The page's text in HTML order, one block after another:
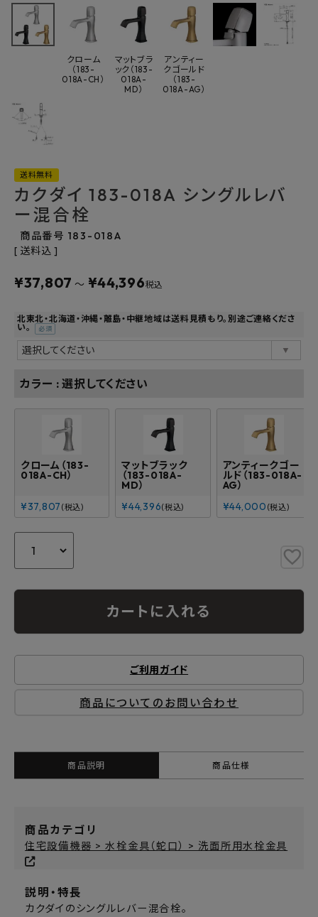
(税込)
FAX注文はこちらから
メーカーから選ぶ
よくあるご質問
お問い合わせ
プライバシーポリシー
クローム
（183-
018A-CH）
マットブラ
ック（183-
018A-
MD）
アンティー
クゴールド
（183-
018A-AG）
送料無料
カクダイ 183-018A シングルレバ
ー混合栓
商品番号 183-018A
送料込
¥37,807 〜 ¥44,396税込
北東北・北海道・沖縄・離島・中継地域は送料見積もり。別途ご連絡くださ
い。
(必
須)
カラー 選択してください
クローム（183-
018A-CH）
¥37,807 税込
マットブラック
（183-018A-
MD）
¥44,396 税込
アンティークゴー
ルド（183-018A-
AG）
¥44,000 税込
カートに入れる
ご利用ガイド
商品についてのお問い合わせ
商品説明 商品仕様
商品カテゴリ
住宅設備機器 > 水栓金具（蛇口） > 洗面所用水栓金具
説明・特長
カクダイのシングルレバー混合栓。